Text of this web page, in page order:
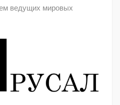
ведущих мировых